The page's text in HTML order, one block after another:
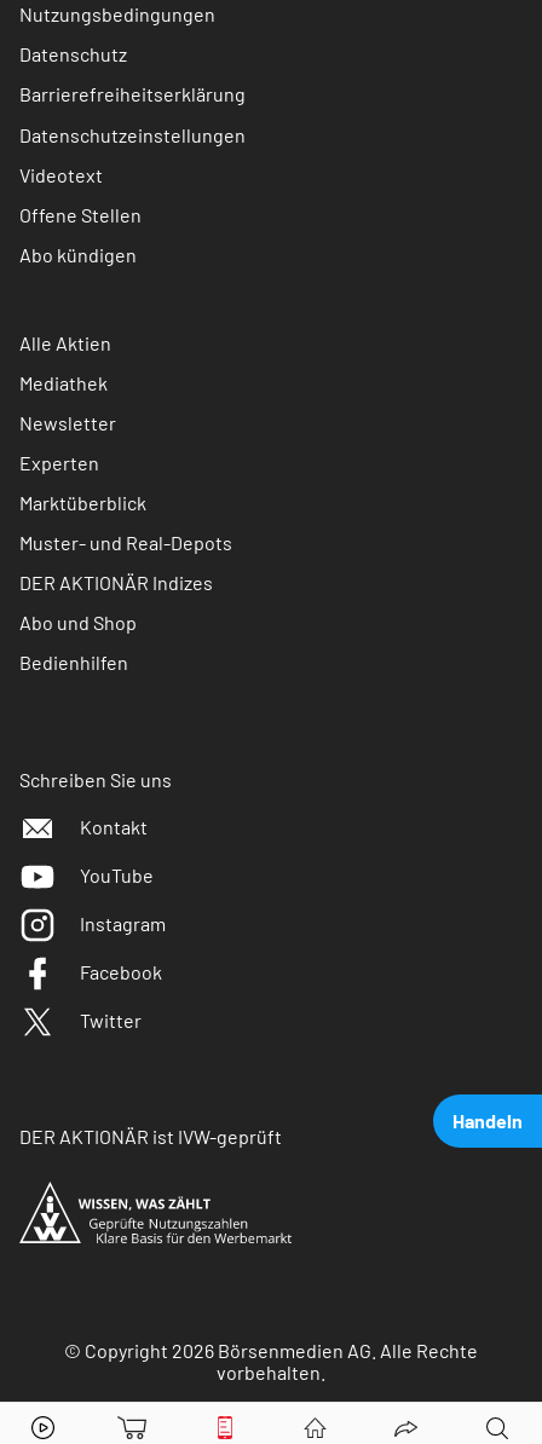
Handeln
PowerCell Aktie jetzt handeln?
Nutzungsbedingungen
Datenschutz
Barrierefreiheitserklärung
Datenschutzeinstellungen
Videotext
Offene Stellen
Abo kündigen
Alle Aktien
Mediathek
Newsletter
Experten
Marktüberblick
Muster- und Real-Depots
DER AKTIONÄR Indizes
Abo und Shop
Bedienhilfen
Schreiben Sie uns
Kontakt
YouTube
Instagram
Facebook
Twitter
DER AKTIONÄR ist IVW-geprüft
© Copyright 2026 Börsenmedien AG. Alle Rechte
vorbehalten.